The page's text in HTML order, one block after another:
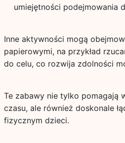
umiejętności podejmowania
Inne aktywności mogą
papierowymi, na przykład
do celu, co rozwija zdolności
Te zabawy nie tylko pomagają
czasu, ale również doskonale
fizycznym dzieci.